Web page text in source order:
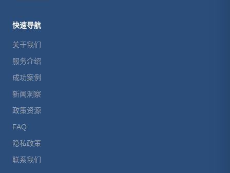
快速导航
关于我们
服务介绍
成功案例
新闻洞察
政策资源
FAQ
隐私政策
联系我们